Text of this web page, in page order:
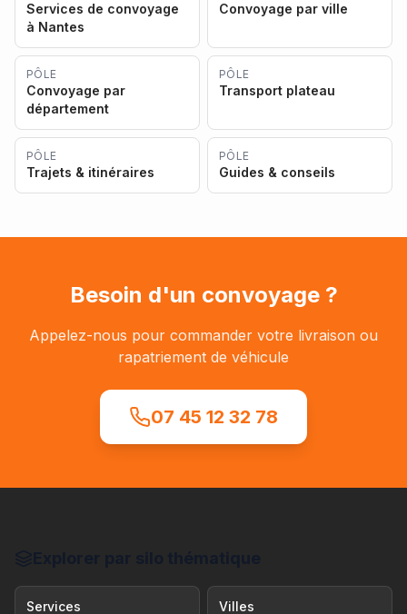
Services de convoyage
à Nantes
Convoyage par ville
PÔLE
Convoyage par
département
PÔLE
Transport plateau
PÔLE
Trajets & itinéraires
PÔLE
Guides & conseils
Besoin d'un convoyage ?
Appelez-nous pour commander votre livraison ou
rapatriement de véhicule
07 45 12 32 78
Services Villes